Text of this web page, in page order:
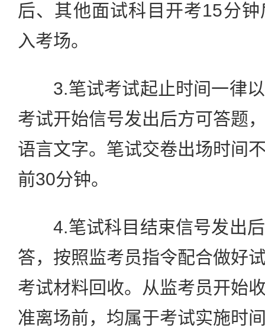
后、其他面试科目开考15分
入考场。
3.笔试考试起止时间一律以
考试开始信号发出后方可答题
语言文字。笔试交卷出场时间
前30分钟。
4.笔试科目结束信号发出后
答，按照监考员指令配合做好
考试材料回收。从监考员开始
准离场前，均属于考试实施时